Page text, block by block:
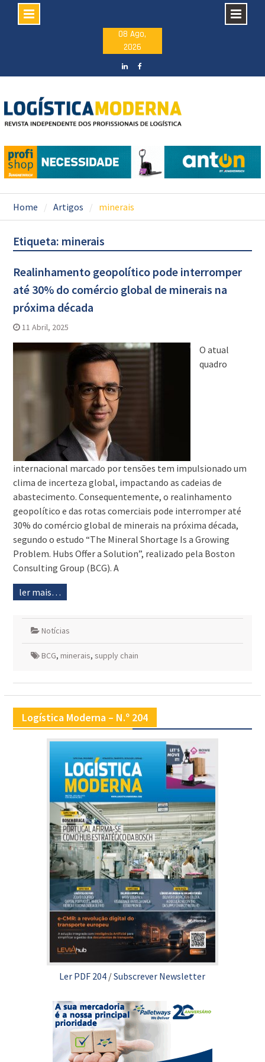
08 Ago,
2026
Home Artigos minerais
Etiqueta: minerais
Realinhamento geopolítico pode interromper
até 30% do comércio global de minerais na
próxima década
11 Abril, 2025
O atual
quadro
internacional marcado por tensões tem impulsionado um
clima de incerteza global, impactando as cadeias de
abastecimento. Consequentemente, o realinhamento
geopolítico e das rotas comerciais pode interromper até
30% do comércio global de minerais na próxima década,
segundo o estudo “The Mineral Shortage Is a Growing
Problem. Hubs Offer a Solution”, realizado pela Boston
Consulting Group (BCG). A
ler mais…
Notícias
BCG, minerais, supply chain
Logística Moderna – N.º 204
Ler PDF 204 /Subscrever Newsletter